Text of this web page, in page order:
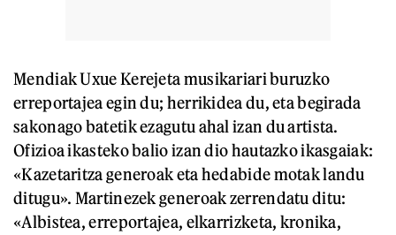
Mendiak Uxue Kerejeta musikariari buruzko
erreportajea egin du; herrikidea du, eta begirada
sakonago batetik ezagutu ahal izan du artista.
Ofizioa ikasteko balio izan dio hautazko ikasgaiak:
«Kazetaritza generoak eta hedabide motak landu
ditugu». Martinezek generoak zerrendatu ditu:
«Albistea, erreportajea, elkarrizketa, kronika,